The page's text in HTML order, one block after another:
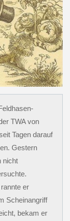
TWA von
Tagen darauf
Gestern
nicht
er
Scheinangriff
bekam er